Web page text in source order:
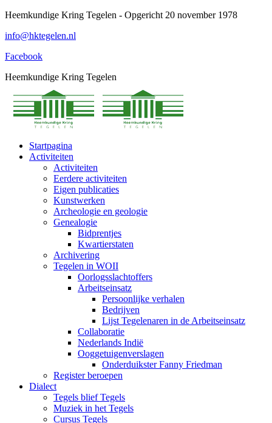
Spring
content
Heemkundige Kring Tegelen - Opgericht 20 november 1978
info@hktegelen.nl
Facebook
Heemkundige Kring Tegelen
Startpagina
Activiteiten
Activiteiten
Eerdere activiteiten
Eigen publicaties
Kunstwerken
Archeologie en geologie
Genealogie
Bidprentjes
Kwartierstaten
Archivering
Tegelen in WOII
Oorlogsslachtoffers
Arbeitseinsatz
Persoonlijke verhalen
Bedrijven
Lijst Tegelenaren in de Arbeitseinsatz
Collaboratie
Nederlands Indië
Ooggetuigenverslagen
Onderduikster Fanny Friedman
Register beroepen
Dialect
Tegels blief Tegels
Muziek in het Tegels
Cursus Tegels